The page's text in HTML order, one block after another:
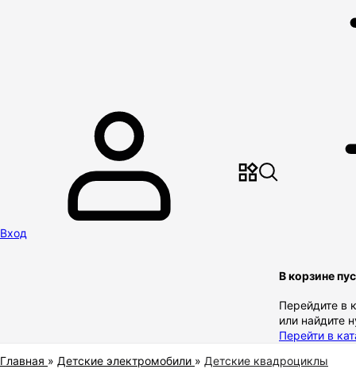
Вход
В корзине
Перейдите в
или найдите
Перейти в
Главная » Детские электромобили » Детские квадроциклы